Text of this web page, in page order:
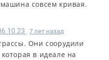
совсем кривая.
7 лет назад
Они соорудили
в идеале на